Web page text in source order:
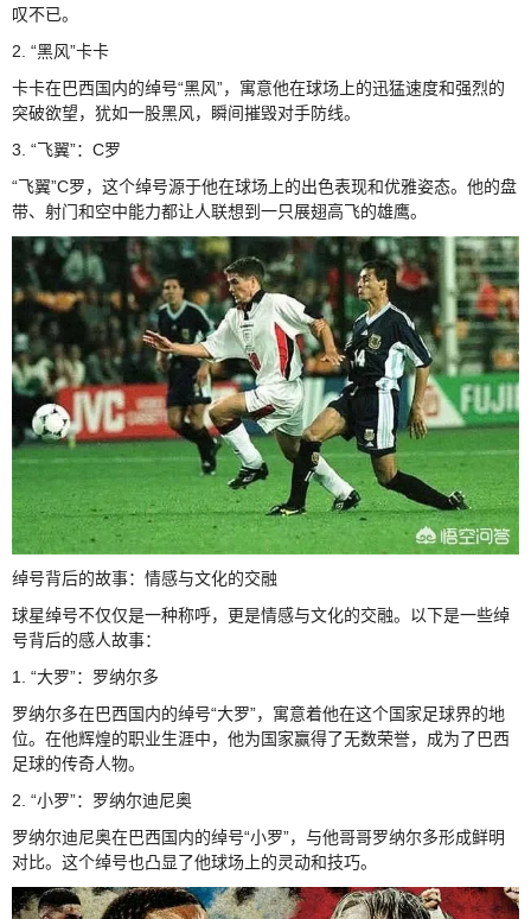
叹不已。
2. “黑风”卡卡
卡卡在巴西国内的绰号“黑风”，寓意他在球场上的迅猛速度和强烈的
突破欲望，犹如一股黑风，瞬间摧毁对手防线。
3. “飞翼”：C罗
“飞翼”C罗，这个绰号源于他在球场上的出色表现和优雅姿态。他的盘
带、射门和空中能力都让人联想到一只展翅高飞的雄鹰。
绰号背后的故事：情感与文化的交融
球星绰号不仅仅是一种称呼，更是情感与文化的交融。以下是一些绰
号背后的感人故事：
1. “大罗”：罗纳尔多
罗纳尔多在巴西国内的绰号“大罗”，寓意着他在这个国家足球界的地
位。在他辉煌的职业生涯中，他为国家赢得了无数荣誉，成为了巴西
足球的传奇人物。
2. “小罗”：罗纳尔迪尼奥
罗纳尔迪尼奥在巴西国内的绰号“小罗”，与他哥哥罗纳尔多形成鲜明
对比。这个绰号也凸显了他球场上的灵动和技巧。